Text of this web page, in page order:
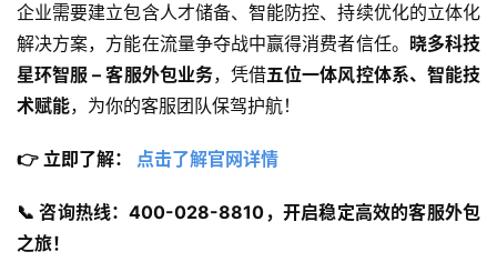
企业需要建立包含人才储备、智能防控、持续优化的立体化
解决方案，方能在流量争夺战中赢得消费者信任。 晓多科技
星环智服 – 客服外包业务，凭借五位一体风控体系、智能技
术赋能，为你的客服团队保驾护航！
👉 立即了解： 点击了解官网详情
📞 咨询热线：400-028-8810，开启稳定高效的客服外包
之旅！